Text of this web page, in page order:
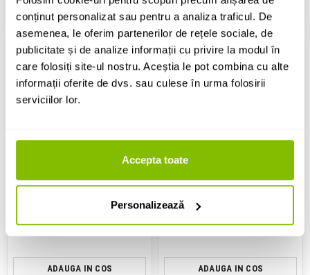
conținut personalizat sau pentru a analiza traficul. De
asemenea, le oferim partenerilor de rețele sociale, de
publicitate și de analize informații cu privire la modul în
care folosiți site-ul nostru. Aceștia le pot combina cu alte
informații oferite de dvs. sau culese în urma folosirii
serviciilor lor.
Accepta toate
Personalizează
ADAUGA IN COS ADAUGA IN COS
ADAUGA IN COS
Lewitt Windscreen LCT WSXS
ADAUGA IN COS